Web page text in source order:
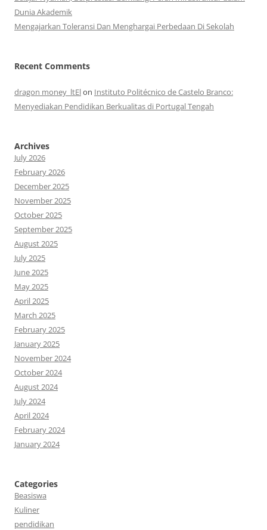
Dunia Akademik
Mengajarkan Toleransi Dan Menghargai Perbedaan Di Sekolah
Recent Comments
dragon money_ltElon Instituto Politécnico de Castelo Branco:
Menyediakan Pendidikan Berkualitas di Portugal Tengah
Archives
July 2026
February 2026
December 2025
November 2025
October 2025
September 2025
August 2025
July 2025
June 2025
May 2025
April 2025
March 2025
February 2025
January 2025
November 2024
October 2024
August 2024
July 2024
April 2024
February 2024
January 2024
Categories
Beasiswa
Kuliner
pendidikan